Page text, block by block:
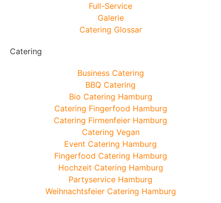
Full-Service
Galerie
Catering Glossar
Catering
Business Catering
BBQ Catering
Bio Catering Hamburg
Catering Fingerfood Hamburg
Catering Firmenfeier Hamburg
Catering Vegan
Event Catering Hamburg
Fingerfood Catering Hamburg
Hochzeit Catering Hamburg
Partyservice Hamburg
Weihnachtsfeier Catering Hamburg